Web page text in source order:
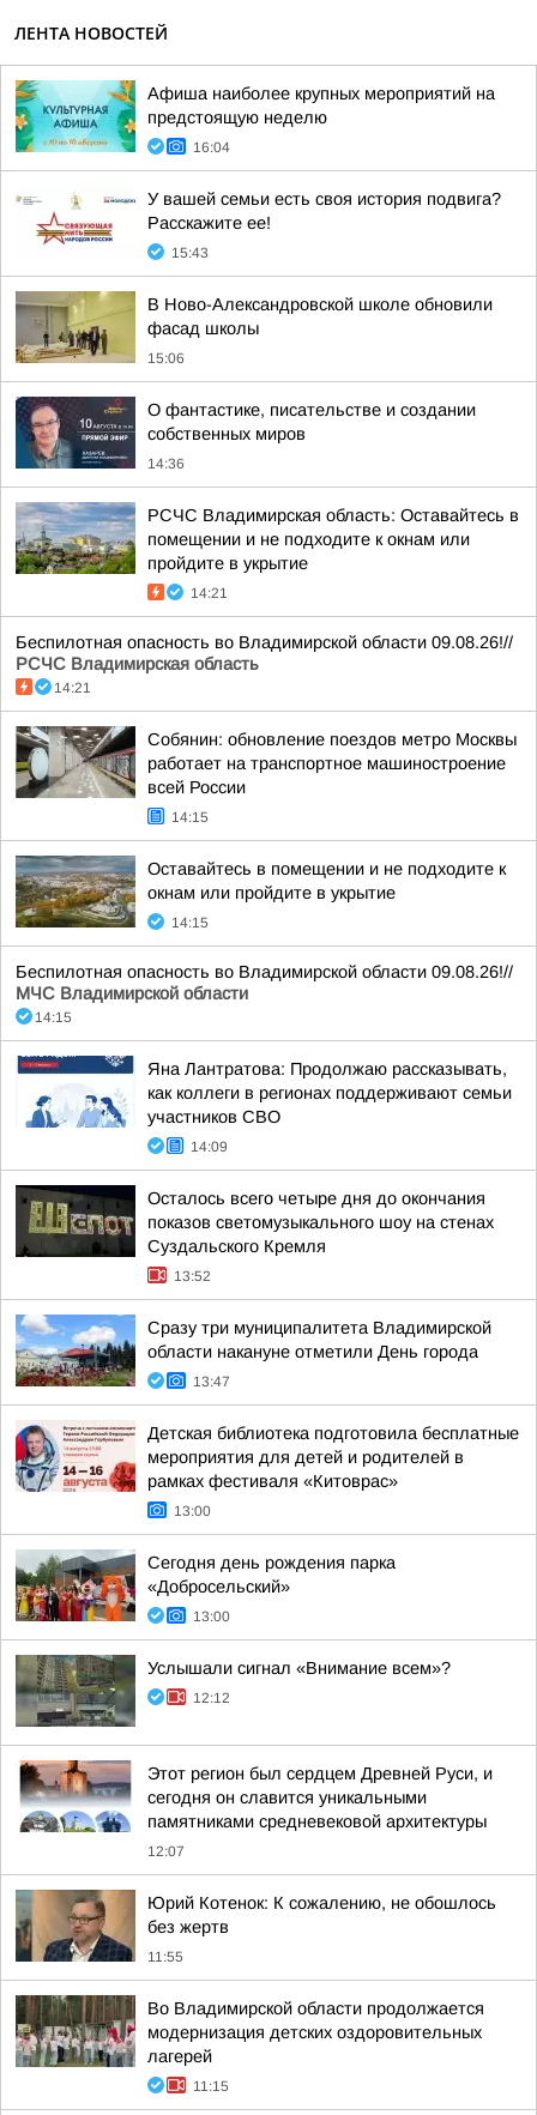
ЛЕНТА НОВОСТЕЙ
Афиша наиболее крупных мероприятий на
предстоящую неделю
16:04
У вашей семьи есть своя история подвига?
Расскажите ее!
15:43
В Ново-Александровской школе обновили
фасад школы
15:06
О фантастике, писательстве и создании
собственных миров
14:36
РСЧС Владимирская область: Оставайтесь в
помещении и не подходите к окнам или
пройдите в укрытие
14:21
Беспилотная опасность во Владимирской области 09.08.26!//
РСЧС Владимирская область
14:21
Собянин: обновление поездов метро Москвы
работает на транспортное машиностроение
всей России
14:15
Оставайтесь в помещении и не подходите к
окнам или пройдите в укрытие
14:15
Беспилотная опасность во Владимирской области 09.08.26!//
МЧС Владимирской области
14:15
Яна Лантратова: Продолжаю рассказывать,
как коллеги в регионах поддерживают семьи
участников СВО
14:09
Осталось всего четыре дня до окончания
показов светомузыкального шоу на стенах
Суздальского Кремля
13:52
Сразу три муниципалитета Владимирской
области накануне отметили День города
13:47
Детская библиотека подготовила бесплатные
мероприятия для детей и родителей в
рамках фестиваля «Китоврас»
13:00
Сегодня день рождения парка
«Добросельский»
13:00
Услышали сигнал «Внимание всем»?
12:12
Этот регион был сердцем Древней Руси, и
сегодня он славится уникальными
памятниками средневековой архитектуры
12:07
Юрий Котенок: К сожалению, не обошлось
без жертв
11:55
Во Владимирской области продолжается
модернизация детских оздоровительных
лагерей
11:15